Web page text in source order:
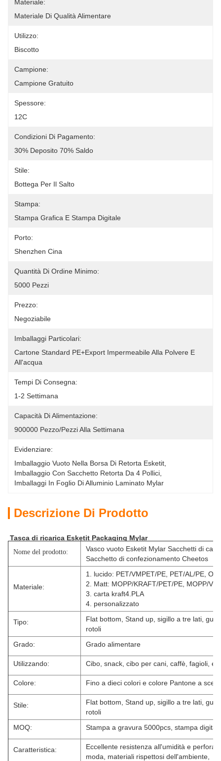
Materiale:
Materiale Di Qualità Alimentare
Utilizzo:
Biscotto
Campione:
Campione Gratuito
Spessore:
12C
Condizioni Di Pagamento:
30% Deposito 70% Saldo
Stile:
Bottega Per Il Salto
Stampa:
Stampa Grafica E Stampa Digitale
Porto:
Shenzhen Cina
Quantità Di Ordine Minimo:
5000 Pezzi
Prezzo:
Negoziabile
Imballaggi Particolari:
Cartone Standard PE+export Impermeabile Alla Polvere E
All'acqua
Tempi Di Consegna:
1-2 Settimana
Capacità Di Alimentazione:
900000 Pezzo/pezzi Alla Settimana
Evidenziare:
Imballaggio Vuoto Nella Borsa Di Retorta Esketit
Imballaggio Con Sacchetto Retorta Da 4 Pollici
Imballaggi In Foglio Di Alluminio Laminato Mylar
Descrizione Di Prodotto
Tasca di ricarica Esketit Packaging Mylar
Nome del prodotto:
Vasco vuoto Esketit Mylar Sacchetti di
Sacchetto di confezionamento Cheetos
Materiale:
1. lucido: PET/VMPET/PE, PET/AL/PE,
2. Matt: MOPP/KRAFT/PET/PE, MOPP/
3. carta kraft4.PLA
4. personalizzato
Tipo:
Flat bottom, Stand up, sigillo a tre lati,
rotoli
Grado:
Grado alimentare
Utilizzando: Cibo, snack, cibo per cani, caffè, fagioli,
Colore: Fino a dieci colori e colore Pantone a
Stile:
Flat bottom, Stand up, sigillo a tre lati,
rotoli
MOQ:
Stampa a gravura 5000pcs, stampa
Caratteristica:
Eccellente resistenza all'umidità e
moda, materiali rispettosi dell'ambiente,